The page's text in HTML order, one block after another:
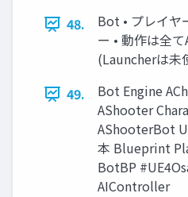
48.
Bot • プレイヤ
ー • 動作は全
(Launcherは未
49.
Bot Engine
AShooter
AShooterBot
本 Blueprint
BotBP
AIController